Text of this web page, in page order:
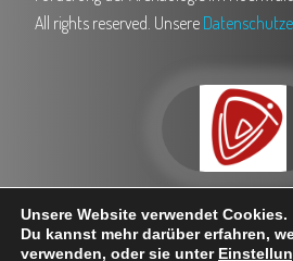
All rights reserved. Unsere
0151 503 762 35 info@hochwaldkelten.de
Trierer Straße 5, 66620 Nonnweiler
Unsere Website verwendet Cookies.
Du kannst mehr darüber erfahren,
verwenden, oder sie unter